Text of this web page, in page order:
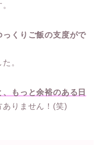
っくりご飯の支度がで
。
もっと余裕のある日
ありません！(笑)